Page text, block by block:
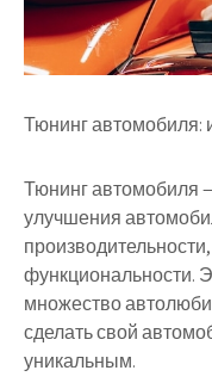
Тюнинг автомобиля:
Тюнинг автомобиля
улучшения
функциональности.
множество
сделать свой
уникальным.